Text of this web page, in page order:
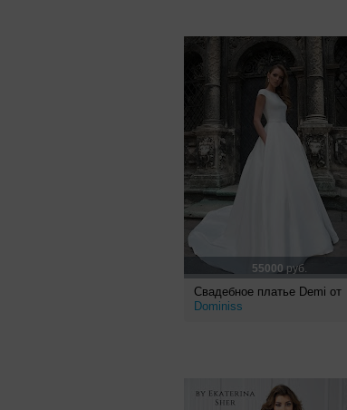
55000руб.
Свадебное платье Demi от
Dominiss